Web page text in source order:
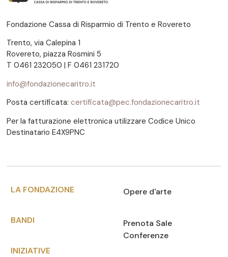
Fondazione Cassa di Risparmio di Trento e Rovereto
Trento, via Calepina 1
Rovereto, piazza Rosmini 5
T 0461 232050 | F 0461 231720
info@fondazionecaritro.it
Posta certificata: certificata@pec.fondazionecaritro.it
Per la fatturazione elettronica utilizzare Codice Unico
Destinatario E4X9PNC
LA FONDAZIONE
BANDI
INIZIATIVE
Opere d'arte
Prenota Sale
Conferenze